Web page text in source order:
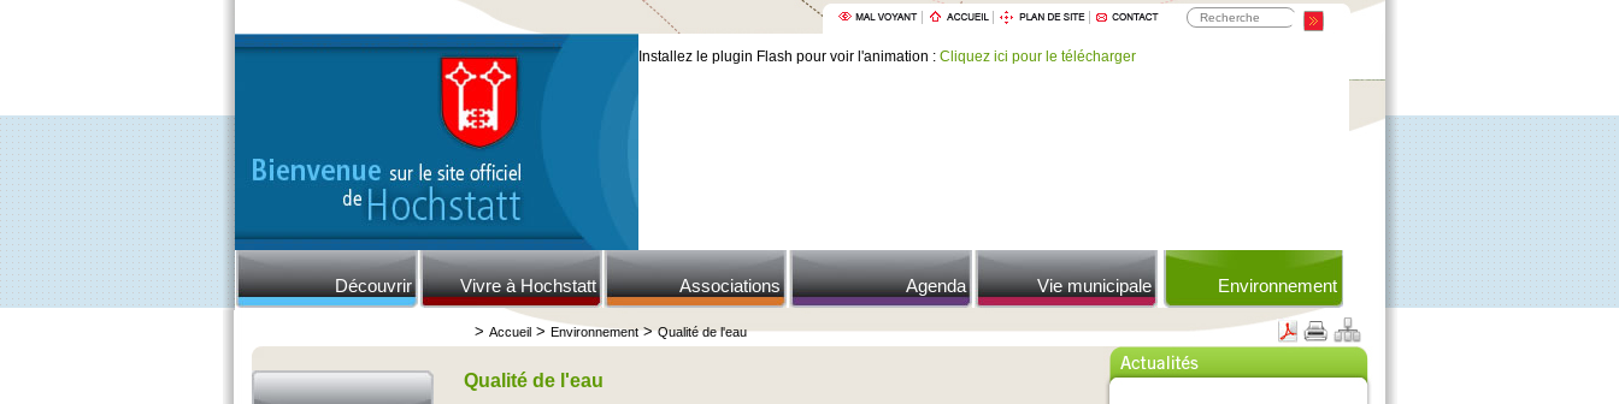
Installez le plugin Flash pour voir l'animation : Cliquez ici pour le télécharger
Découvrir Vivre à Hochstatt Associations Agenda Vie municipale Environnement
> Accueil> Environnement>Qualité de l'eau
Qualité de l'eau
CINE PLEIN AIR Bienvenue chez les
ch'tis
Samedi 29 aout 2026 Cinéma en
plein air À l’étang de pêche, rue de
l’Étang organisé par le Comité des
Fêtes